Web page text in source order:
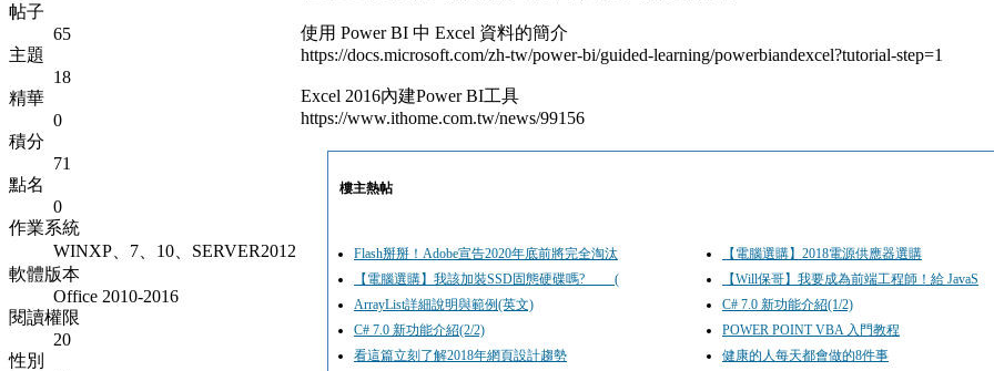
帖子
65
主題
18
精華
0
積分
71
點名
0
作業系統
WINXP、7、10、SERVER2012
軟體版本
Office 2010-2016
閱讀權限
20
性別
使用 Power BI 中 Excel 資料的簡介
https://docs.microsoft.com/zh-tw/power-bi/guided-learning/powerbiandexcel?tutorial-step=1
Excel 2016內建Power BI工具
https://www.ithome.com.tw/news/99156
樓主熱帖
Flash掰掰！Adobe宣告2020年底前將完全淘汰
【電腦選購】2018電源供應器選購
【電腦選購】我該加裝SSD固態硬碟嗎? (
【Will保哥】我要成為前端工程師！給 JavaS
ArrayList詳細說明與範例(英文)
C# 7.0 新功能介紹(1/2)
C# 7.0 新功能介紹(2/2)
POWER POINT VBA 入門教程
看這篇立刻了解2018年網頁設計趨勢
健康的人每天都會做的8件事